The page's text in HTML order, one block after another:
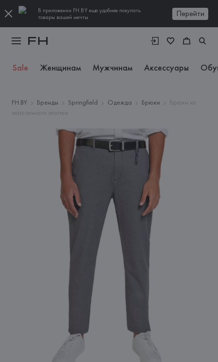
В приложении FH.BY еще удобнее покупать
товары вашей мечты
Перейти
Sale Женщинам Мужчинам Аксессуары
FH.BY Бренды Springfield Одежда Брюки
Брюки из
эластичного хлопка